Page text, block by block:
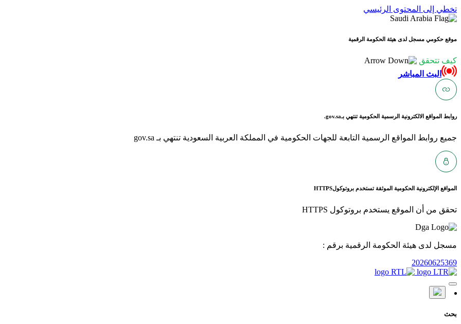
تخطي إلى المحتوى الرئيسي
موقع حكومي مسجل لدى هيئة الحكومة الرقمية
كيف تتحقق
البث المباشر
روابط المواقع الالكترونية الرسمية الحكومية تنتهي بـgov.sa.
جميع روابط المواقع الرسمية التابعة للجهات الحكومية في المملكة العربية السعودية تنتهي بـ gov.sa
المواقع الإلكترونية الحكومية الموثقة تستخدم بروتوكولHTTPS
تحقق من أن الموقع يستخدم بروتوكول HTTPS
مسجل لدى هيئة الحكومة الرقمية برقم :
20260625369
بحث